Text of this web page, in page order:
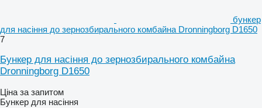
бункер
для насіння до зернозбирального комбайна Dronningborg D1650
7
Бункер для насіння до зернозбирального комбайна
Dronningborg D1650
Ціна за запитом
Бункер для насіння